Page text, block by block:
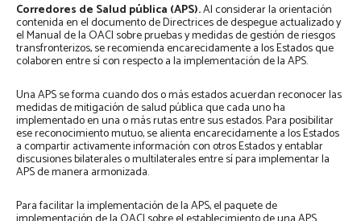
Corredores de Salud pública (APS).Al considerar la orientación
contenida en el documento de Directrices de despegue actualizado y
el Manual de la OACI sobre pruebas y medidas de gestión de riesgos
transfronterizos, se recomienda encarecidamente a los Estados que
colaboren entre sí con respecto a la implementación de la APS.
Una APS se forma cuando dos o más estados acuerdan reconocer las
medidas de mitigación de salud pública que cada uno ha
implementado en una o más rutas entre sus estados. Para posibilitar
ese reconocimiento mutuo, se alienta encarecidamente a los Estados
a compartir activamente información con otros Estados y entablar
discusiones bilaterales o multilaterales entre sí para implementar la
APS de manera armonizada.
Para facilitar la implementación de la APS, el paquete de